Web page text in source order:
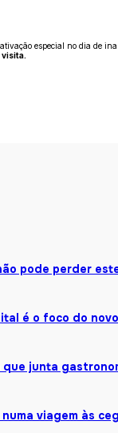
especial no dia de
visita.
pode perder
é o foco do
que junta
viagem às